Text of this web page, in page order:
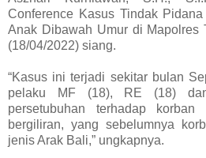
Conference Kasus Tindak
Anak Dibawah Umur di Mapolres
(18/04/2022) siang.
“Kasus ini terjadi sekitar bulan
pelaku MF (18), RE (18)
persetubuhan terhadap
bergiliran, yang sebelumnya
jenis Arak Bali,” ungkapnya.